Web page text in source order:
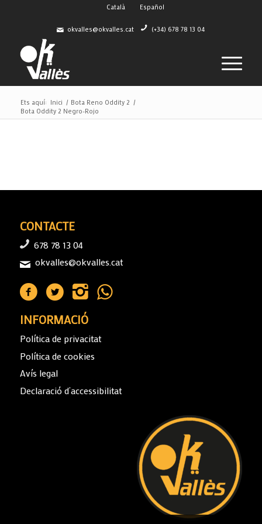
Català Español
okvalles@okvalles.cat (+34) 678 78 13 04
Ets aquí: Inici / Bota Reno Oddity 2 /
Bota Oddity 2 Negro-Rojo
CONTACTE
678 78 13 04
okvalles@okvalles.cat
INFORMACIÓ
Política de privacitat
Política de cookies
Avís legal
Declaració d’accessibilitat